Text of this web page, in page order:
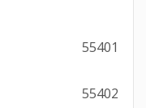
55401
55402